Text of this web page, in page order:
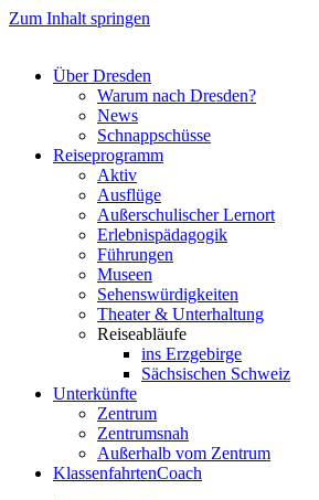
Zum Inhalt springen
Über Dresden
Warum nach Dresden?
News
Schnappschüsse
Reiseprogramm
Aktiv
Ausflüge
Außerschulischer Lernort
Erlebnispädagogik
Führungen
Museen
Sehenswürdigkeiten
Theater & Unterhaltung
Reiseabläufe
ins Erzgebirge
Sächsischen Schweiz
Unterkünfte
Zentrum
Zentrumsnah
Außerhalb vom Zentrum
KlassenfahrtenCoach